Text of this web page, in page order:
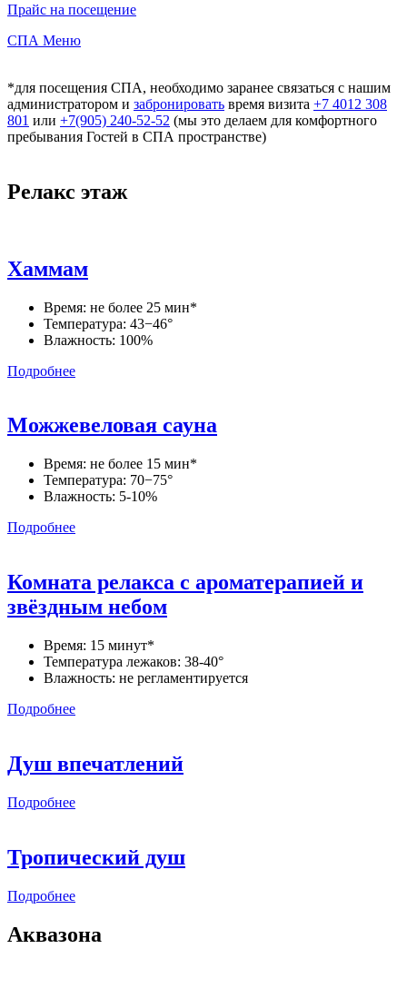
Прайс на посещение
СПА Меню
*для посещения СПА, необходимо заранее связаться с нашим
администратором и забронировать время визита +7 4012 308
801 или +7(905) 240-52-52 (мы это делаем для комфортного
пребывания Гостей в СПА пространстве)
Релакс этаж
Хаммам
Время: не более 25 мин*
Температура: 43−46°
Влажность: 100%
Подробнее
Можжевеловая сауна
Время: не более 15 мин*
Температура: 70−75°
Влажность: 5-10%
Подробнее
Комната релакса с ароматерапией и
звёздным небом
Время: 15 минут*
Температура лежаков: 38-40°
Влажность: не регламентируется
Подробнее
Душ впечатлений
Подробнее
Тропический душ
Подробнее
Аквазона